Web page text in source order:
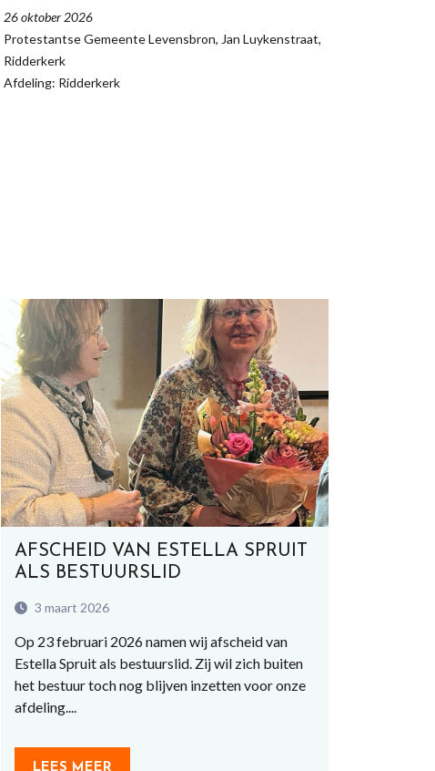
26 oktober 2026
Protestantse Gemeente Levensbron, Jan Luykenstraat,
Ridderkerk
Afdeling: Ridderkerk
AFSCHEID VAN ESTELLA SPRUIT
ALS BESTUURSLID
3 maart 2026
Op 23 februari 2026 namen wij afscheid van
Estella Spruit als bestuurslid. Zij wil zich buiten
het bestuur toch nog blijven inzetten voor onze
afdeling....
LEES MEER